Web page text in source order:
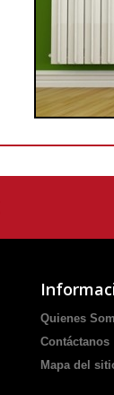
Quienes
Contáctanos
Mapa del